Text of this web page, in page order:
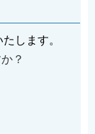
します。
？